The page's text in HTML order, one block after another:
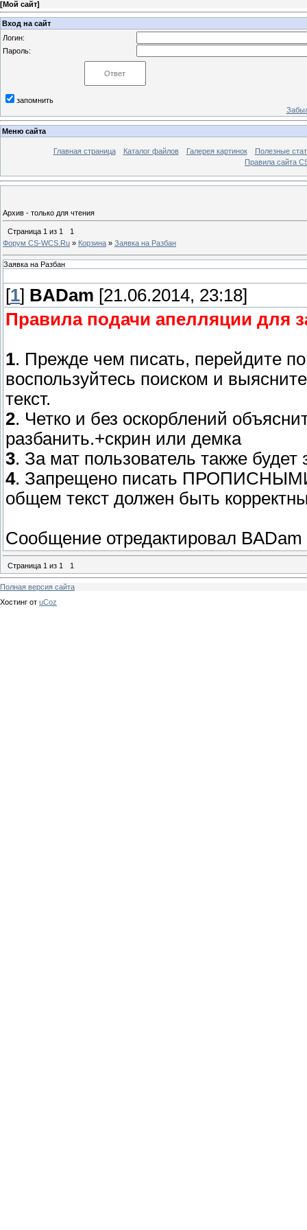
[Мой сайт]
Вход на сайт
Логин:
Пароль:
запомнить
Меню сайта
Главная страница Каталог файлов Галерея картинок
Полезные
Правила сайта
Архив - только для чтения
Страница 1 из 1
1
Форум CS-WCS.Ru » Корзина » Заявка на Разбан
Заявка на Разбан
[1] BADam [21.06.2014, 23:18]
Правила подачи апелляции для
1. Прежде чем писать, перейдите
воспользуйтесь поиском и
текст.
2. Четко и без оскорблений
разбанить.+скрин или демка
3. За мат пользователь также будет
4. Запрещено писать ПРОПИСНЫМИ
общем текст должен быть
Сообщение отредактировал BADam
Страница 1 из 1 1
Полная версия сайта
Хостинг от uCoz